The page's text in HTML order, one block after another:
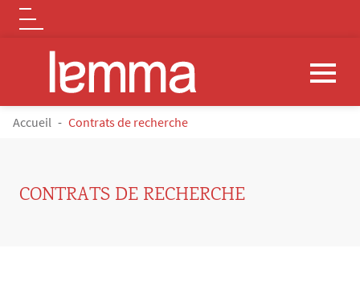
Aller au contenu principal
Logo
FIL D'ARIANE
Accueil Contrats de recherche
CONTRATS DE RECHERCHE